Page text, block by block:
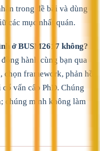
trong đề bài và dùng
các mục nhất quán.
ở BUSM2617 không?
đồng hành cùng bạn qua
framework, phản hồi
vấn cấp PhD. Chúng
chúng mình không làm